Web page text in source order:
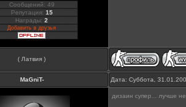
Сообщений: 49
Репутация: 15
Награды:2
Добавить в друзья
( Латвия )
MaGniT- Дата: Суббота,
дизаин супер... лучше